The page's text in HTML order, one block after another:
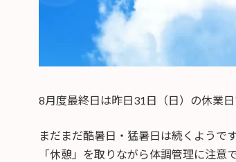
8月度最終日は昨日31日（日）の休業
まだまだ酷暑日・猛暑日は続くようで
「休憩」を取りながら体調管理に注意